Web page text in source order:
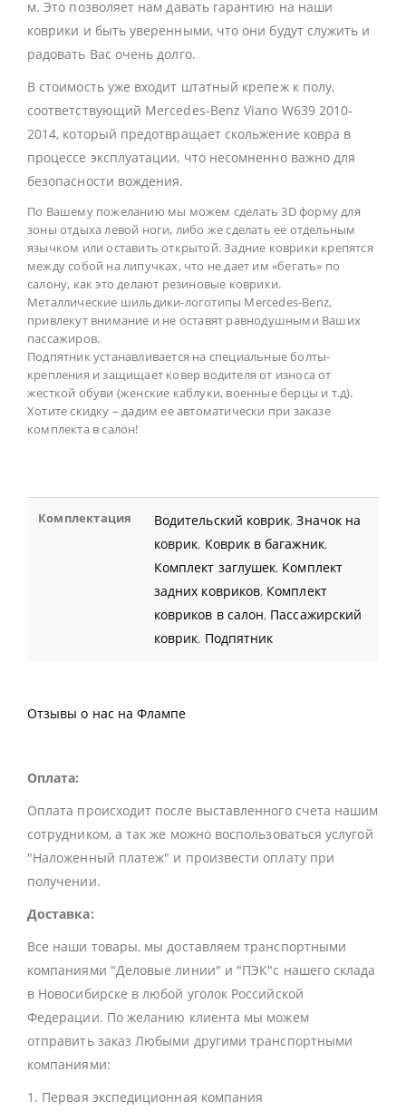
м. Это позволяет нам давать гарантию на наши
коврики и быть уверенными, что они будут служить и
радовать Вас очень долго.
В стоимость уже входит штатный крепеж к полу,
соответствующий Mercedes-Benz Viano W639 2010-
2014, который предотвращает скольжение ковра в
процессе эксплуатации, что несомненно важно для
безопасности вождения.
По Вашему пожеланию мы можем сделать 3D форму для
зоны отдыха левой ноги, либо же сделать ее отдельным
язычком или оставить открытой. Задние коврики крепятся
между собой на липучках, что не дает им «бегать» по
салону, как это делают резиновые коврики.
Металлические шильдики-логотипы Mercedes-Benz,
привлекут внимание и не оставят равнодушными Ваших
пассажиров.
Подпятник устанавливается на специальные болты-
крепления и защищает ковер водителя от износа от
жесткой обуви (женские каблуки, военные берцы и т.д).
Хотите скидку – дадим ее автоматически при заказе
комплекта в салон!
Комплектация Водительский коврик,Значок на
коврик, Коврик в багажник,
Комплект заглушек, Комплект
задних ковриков, Комплект
ковриков в салон, Пассажирский
коврик, Подпятник
Отзывы о нас на Флампе
Оплата:
Оплата происходит после выставленного счета нашим
сотрудником, а так же можно воспользоваться услугой
"Наложенный платеж" и произвести оплату при
получении.
Доставка:
Все наши товары, мы доставляем транспортными
компаниями "Деловые линии" и "ПЭК"с нашего склада
в Новосибирске в любой уголок Российской
Федерации. По желанию клиента мы можем
отправить заказ Любыми другими транспортными
компаниями:
1. Первая экспедиционная компания